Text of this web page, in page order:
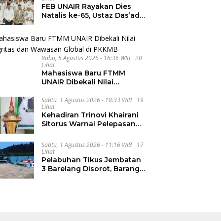
FEB UNAIR Rayakan Dies
Natalis ke-65, Ustaz Das’ad
Rabu, 5 Agustus 2026 - 16:36 WIB
20
Lihat
Mahasiswa Baru FTMM
UNAIR Dibekali Nilai
Global di PKKMB
Sabtu, 1 Agustus 2026 - 18:33 WIB
19
Lihat
Kehadiran Trinovi Khairani
Sitorus Warnai Pelepasan
dan Internasional UNIVA
Medan
Sabtu, 1 Agustus 2026 - 11:16 WIB
17
Lihat
Pelabuhan Tikus Jembatan
3 Barelang Disorot, Barang